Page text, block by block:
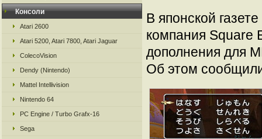
Консоли
Atari 2600
Atari 5200, Atari 7800, Atari Jaguar
ColecoVision
Dendy (Nintendo)
Mattel Intellivision
Nintendo 64
PC Engine / Turbo Grafx-16
Sega
В японской
компания Square
дополнения для
Об этом